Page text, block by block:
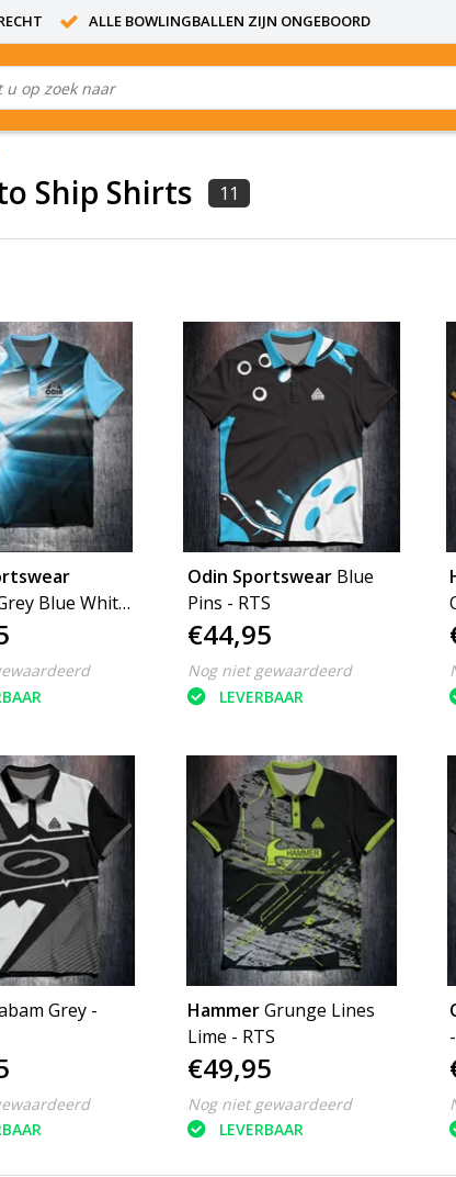
ALLE BOWLINGBALLEN ZIJN ONGEBOORD
Ship Shirts 11
Blue White
Odin Sportswear Blue
Pins - RTS
€44,95
Nog niet gewaardeerd
LEVERBAAR
Grey -
HammerGrunge Lines
Lime - RTS
€49,95
Nog niet gewaardeerd
LEVERBAAR